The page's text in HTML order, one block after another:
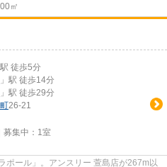
㎡
駅 徒歩5分
」駅 徒歩14分
」駅 徒歩29分
26-21
集中： 1室
ポール」。アンスリー 萱島店が267m以